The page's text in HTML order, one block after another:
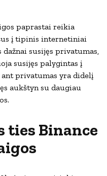
paprastai reikia
į tipinis internetiniai
dažnai susijęs privatumas,
susijęs palygintas į
ant privatumas yra didelį
aukštyn su daugiau
ties Binance